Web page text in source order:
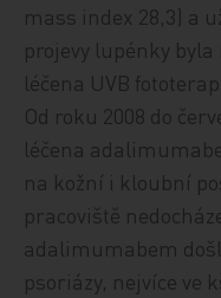
mass index 28,3) a
projevy lupénky
léčena UVB
Od roku 2008 do
léčena
na kožní i kloubní
pracoviště
adalimumabem
psoriázy, nejvíce ve